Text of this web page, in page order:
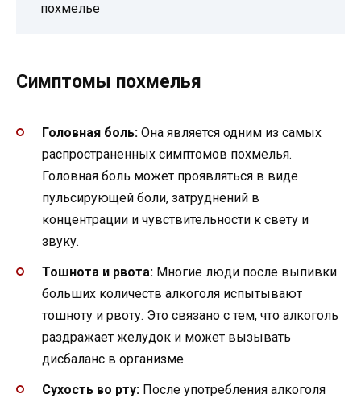
похмелье
Симптомы похмелья
Головная боль: Она является одним из самых
распространенных симптомов похмелья.
Головная боль может проявляться в виде
пульсирующей боли, затруднений в
концентрации и чувствительности к свету и
звуку.
Тошнота и рвота: Многие люди после выпивки
больших количеств алкоголя испытывают
тошноту и рвоту. Это связано с тем, что алкоголь
раздражает желудок и может вызывать
дисбаланс в организме.
Сухость во рту: После употребления алкоголя